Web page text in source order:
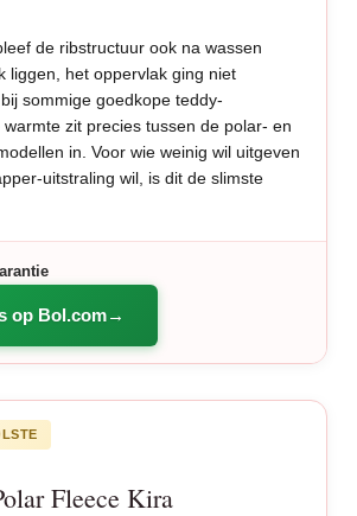
de ribstructuur ook na wassen
liggen, het oppervlak ging niet
sommige goedkope teddy-
zit precies tussen de polar- en
in. Voor wie weinig wil uitgeven
uitstraling wil, is dit de slimste
op Bol.com
Fleece Kira